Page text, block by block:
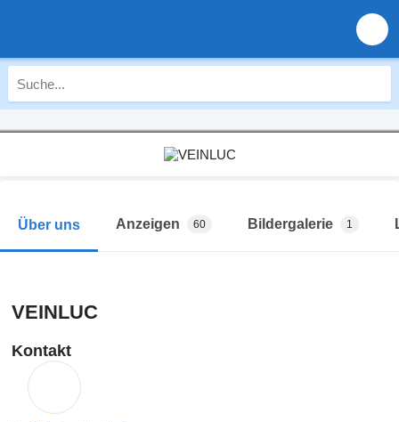
Über uns Anzeigen 60 Bildergalerie 1
VEINLUC
Kontakt